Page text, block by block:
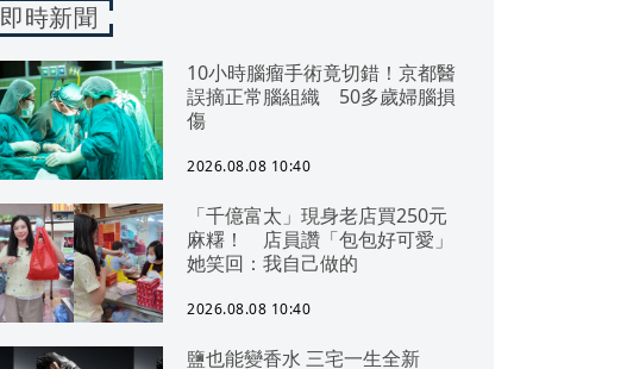
即時新聞
10小時腦瘤手術竟切錯！京都醫
誤摘正常腦組織 50多歲婦腦損
傷
2026.08.08 10:40
「千億富太」現身老店買250元
麻糬！ 店員讚「包包好可愛」
她笑回：我自己做的
2026.08.08 10:40
鹽也能變香水 三宅一生全新